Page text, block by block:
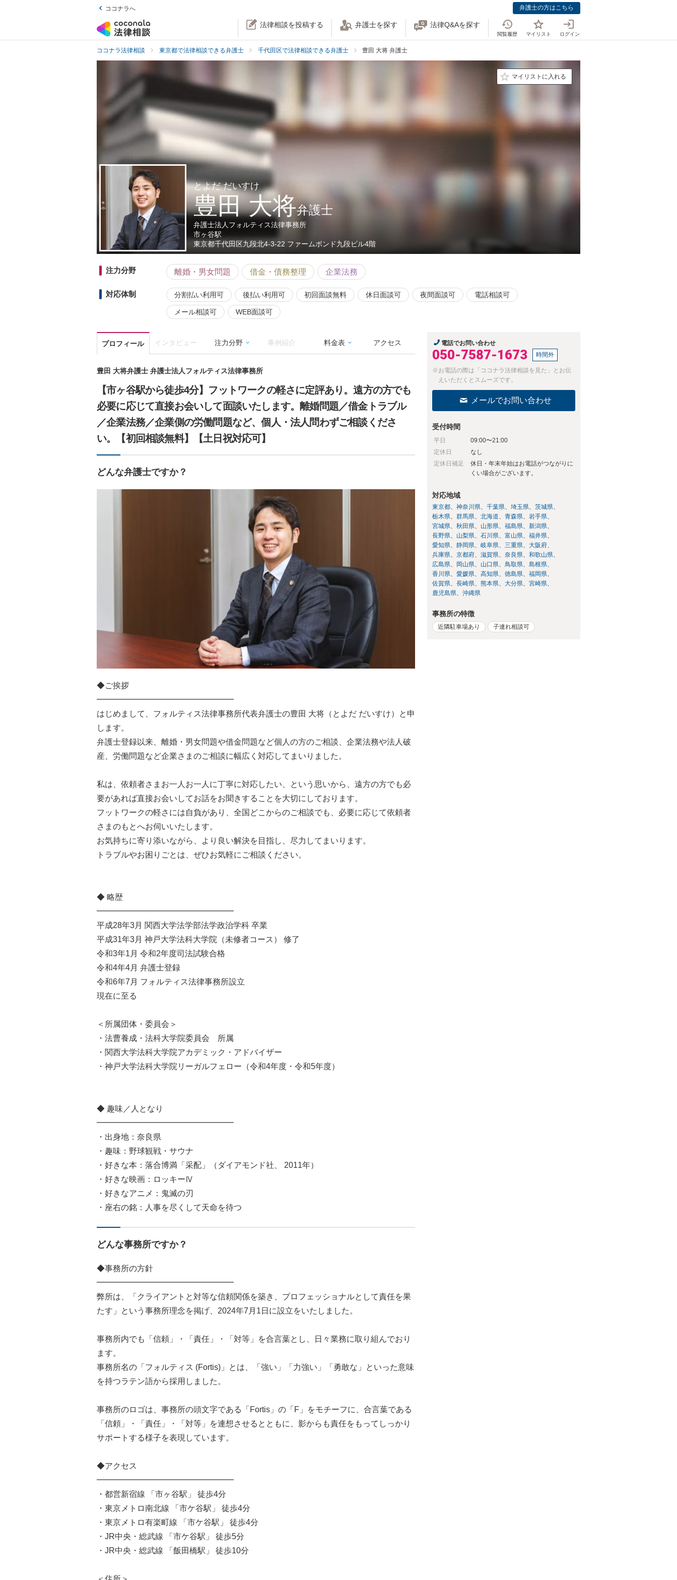
ココナラへ 弁護士の方はこちら
法律相談を投稿する 弁護士を探す 法律Q&Aを探す
閲覧履歴 マイリスト ログイン
ココナラ法律相談 東京都で法律相談できる弁護士 千代田区で法律相談できる弁護士 豊田 大将 弁護士
マイリストに入れる
とよだ だいすけ
豊田 大将弁護士
弁護士法人フォルティス法律事務所
市ヶ谷駅
東京都千代田区九段北4-3-22 ファームボンド九段ビル4階
注力分野 離婚・男女問題 借金・債務整理 企業法務
対応体制 分割払い利用可 後払い利用可 初回面談無料 休日面談可 夜間面談可 電話相談可
メール相談可 WEB面談可
プロフィール インタビュー 注力分野 事例紹介 料金表 アクセス
豊田 大将弁護士 弁護士法人フォルティス法律事務所
【市ヶ谷駅から徒歩4分】フットワークの軽さに定評あり。遠方の方でも
必要に応じて直接お会いして面談いたします。離婚問題／借金トラブル
／企業法務／企業側の労働問題など、個人・法人問わずご相談くださ
い。【初回相談無料】【土日祝対応可】
どんな弁護士ですか？
◆ご挨拶
━━━━━━━━━━━━━━━━━
はじめまして、フォルティス法律事務所代表弁護士の豊田 大将（とよだ だいすけ）と申
します。
弁護士登録以来、離婚・男女問題や借金問題など個人の方のご相談、企業法務や法人破
産、労働問題など企業さまのご相談に幅広く対応してまいりました。
私は、依頼者さまお一人お一人に丁寧に対応したい、という思いから、遠方の方でも必
要があれば直接お会いしてお話をお聞きすることを大切にしております。
フットワークの軽さには自負があり、全国どこからのご相談でも、必要に応じて依頼者
さまのもとへお伺いいたします。
お気持ちに寄り添いながら、より良い解決を目指し、尽力してまいります。
トラブルやお困りごとは、ぜひお気軽にご相談ください。
◆ 略歴
━━━━━━━━━━━━━━━━━
平成28年3月 関西大学法学部法学政治学科 卒業
平成31年3月 神戸大学法科大学院（未修者コース） 修了
令和3年1月 令和2年度司法試験合格
令和4年4月 弁護士登録
令和6年7月 フォルティス法律事務所設立
現在に至る
＜所属団体・委員会＞
・法曹養成・法科大学院委員会 所属
・関西大学法科大学院アカデミック・アドバイザー
・神戸大学法科大学院リーガルフェロー（令和4年度・令和5年度）
◆ 趣味／人となり
━━━━━━━━━━━━━━━━━
・出身地：奈良県
・趣味：野球観戦・サウナ
・好きな本：落合博満「采配」（ダイアモンド社、 2011年）
・好きな映画：ロッキーⅣ
・好きなアニメ：鬼滅の刃
・座右の銘：人事を尽くして天命を待つ
どんな事務所ですか？
◆事務所の方針
━━━━━━━━━━━━━━━━━
弊所は、「クライアントと対等な信頼関係を築き、プロフェッショナルとして責任を果
たす」という事務所理念を掲げ、2024年7月1日に設立をいたしました。
事務所内でも「信頼」・「責任」・「対等」を合言葉とし、日々業務に取り組んでおり
ます。
事務所名の「フォルティス (Fortis)」とは、「強い」「力強い」「勇敢な」といった意味
を持つラテン語から採用しました。
事務所のロゴは、事務所の頭文字である「Fortis」の「F」をモチーフに、合言葉である
「信頼」・「責任」・「対等」を連想させるとともに、影からも責任をもってしっかり
サポートする様子を表現しています。
◆アクセス
━━━━━━━━━━━━━━━━━
・都営新宿線 「市ヶ谷駅」 徒歩4分
・東京メトロ南北線 「市ケ谷駅」 徒歩4分
・東京メトロ有楽町線 「市ケ谷駅」 徒歩4分
・JR中央・総武線 「市ケ谷駅」 徒歩5分
・JR中央・総武線 「飯田橋駅」 徒歩10分
電話でお問い合わせ
050-7587-1673 時間外
※お電話の際は「ココナラ法律相談を見た」とお伝
えいただくとスムーズです。
メールでお問い合わせ
受付時間
平日
09:00〜21:00
定休日
なし
定休日補足
休日・年末年始はお電話がつながりに
くい場合がございます。
対応地域
東京都 神奈川県 千葉県 埼玉県
茨城県
栃木県
群馬県 北海道 青森県
岩手県
宮城県
秋田県 山形県 福島県
新潟県
長野県
山梨県 石川県 富山県
福井県
愛知県
静岡県 岐阜県 三重県
大阪府
兵庫県
京都府 滋賀県 奈良県
和歌山県
広島県
岡山県 山口県 鳥取県
島根県
香川県
愛媛県 高知県 徳島県
福岡県
佐賀県
長崎県 熊本県 大分県
宮崎県
鹿児島県
沖縄県
事務所の特徴
近隣駐車場あり 子連れ相談可